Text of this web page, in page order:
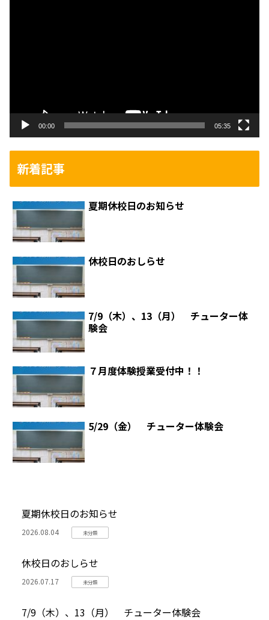
00:00 05:35
新着記事
夏期休校日のお知らせ
休校日のおしらせ
7/9（木）、13（月） チューター体
験会
７月度体験授業受付中！！
5/29（金） チューター体験会
夏期休校日のお知らせ
2026.08.04 未分類
休校日のおしらせ
2026.07.17 未分類
7/9（木）、13（月） チューター体験会